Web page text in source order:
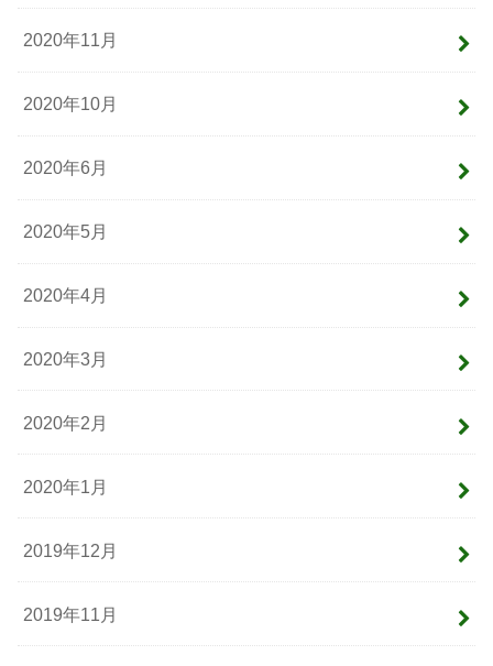
2020年11月
2020年10月
2020年6月
2020年5月
2020年4月
2020年3月
2020年2月
2020年1月
2019年12月
2019年11月